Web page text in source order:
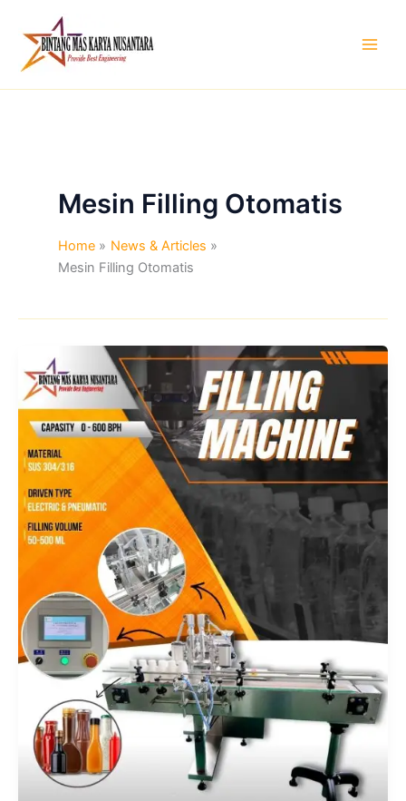
content
Mesin Filling Otomatis
Home
News & Articles
Mesin Filling Otomatis